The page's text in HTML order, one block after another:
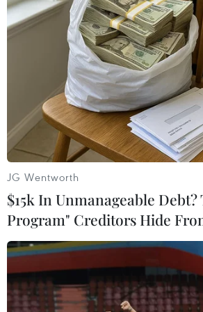
#Gò Đống Đa
#Chiến thắng Ngọc
#Quang Trung-Nguyễn Huệ
#Tây Sơn
Theo dõi VietnamPlus
TIN LIÊN QUAN
JG Wentworth
$15k In Unmanageable
Program" Creditors Hide